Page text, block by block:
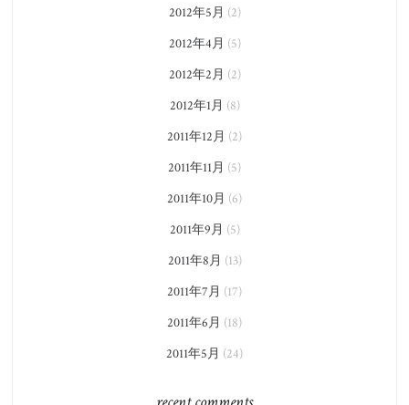
2012年5月 (2)
2012年4月 (5)
2012年2月 (2)
2012年1月 (8)
2011年12月 (2)
2011年11月 (5)
2011年10月 (6)
2011年9月 (5)
2011年8月 (13)
2011年7月 (17)
2011年6月 (18)
2011年5月 (24)